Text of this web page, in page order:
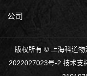
公司
版权所有 © 上海科道物
2022027023号-2 技术支